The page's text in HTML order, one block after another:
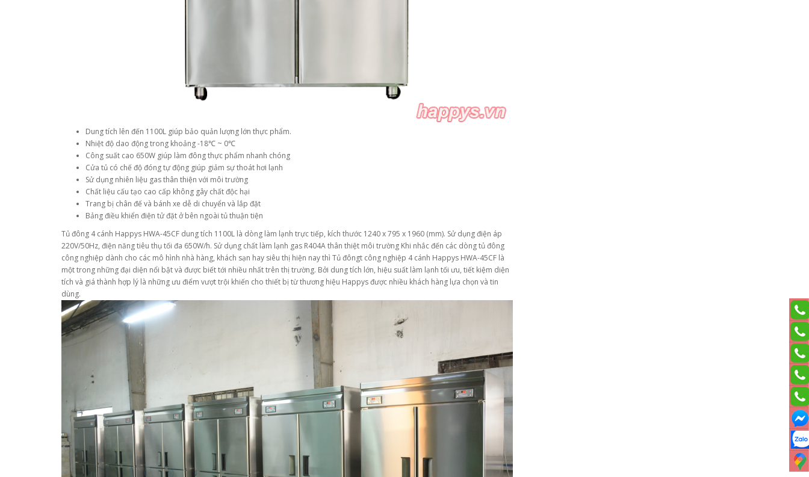
Dung tích lên đến 1100L giúp bảo quản lượng lớn thực phẩm.
Nhiệt độ dao động trong khoảng -18℃ ~ 0℃
Công suất cao 650W giúp làm đông thực phẩm nhanh chóng
Cửa tủ có chế độ đóng tự động giúp giảm sự thoát hơi lạnh
Sử dụng nhiên liệu gas thân thiện với môi trường
Chất liệu cấu tạo cao cấp không gây chất độc hại
Trang bị chân đế và bánh xe dễ di chuyển và lắp đặt
Bảng điều khiển điện tử đặt ở bên ngoài tủ thuận tiện
Tủ đông 4 cánh Happys HWA-45CF dung tích 1100L là dòng làm lạnh trực tiếp, kích thước 1240 x 795 x 1960 (mm). Sử dụng điện áp
220V/50Hz, điện năng tiêu thụ tối đa 650W/h. Sử dụng chất làm lạnh gas R404A thân thiệt môi trường Khi nhắc đến các dòng tủ đông
công nghiệp dành cho các mô hình nhà hàng, khách sạn hay siêu thị hiện nay thì Tủ đôngt công nghiệp 4 cánh Happys HWA-45CF là
một trong những đại diện nổi bật và được biết tới nhiều nhất trên thị trường. Bởi dung tích lớn, hiệu suất làm lạnh tối ưu, tiết kiệm diện
tích và giá thành hợp lý là những ưu điểm vượt trội khiến cho thiết bị từ thương hiệu Happys được nhiều khách hàng lựa chọn và tin
dùng.